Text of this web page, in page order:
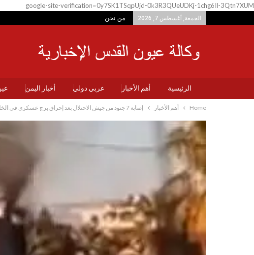
google-site-verification=0y7SK1TSqpUjd-0k3R3QUeUDKj-1chg6Il-3Qtn7XUM
الجمعة, أغسطس 7, 2026 من نحن
الرئيسية أهم الأخبار عربي دولي أخبار اليمن
Home أهم الأخبار إصابة 7 جنود من جيش الاحتلال بعد إحراق برج عسكري في الخليل